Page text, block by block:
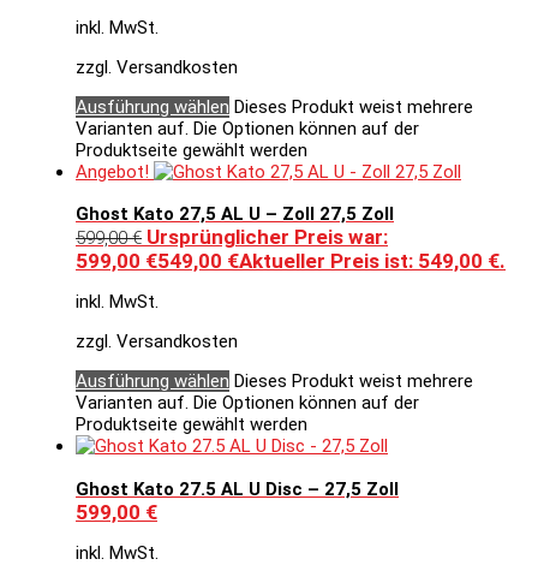
inkl. MwSt.
zzgl. Versandkosten
Ausführung wählen Dieses Produkt weist mehrere
Varianten auf. Die Optionen können auf der
Produktseite gewählt werden
Angebot!
Ghost Kato 27,5 AL U – Zoll 27,5 Zoll
599,00€ Ursprünglicher Preis war:
599,00 €549,00 €Aktueller Preis ist: 549,00 €.
inkl. MwSt.
zzgl. Versandkosten
Ausführung wählen Dieses Produkt weist mehrere
Varianten auf. Die Optionen können auf der
Produktseite gewählt werden
Ghost Kato 27.5 AL U Disc – 27,5 Zoll
599,00 €
inkl. MwSt.